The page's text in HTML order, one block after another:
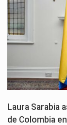
Laura Sarabia
de Colombia